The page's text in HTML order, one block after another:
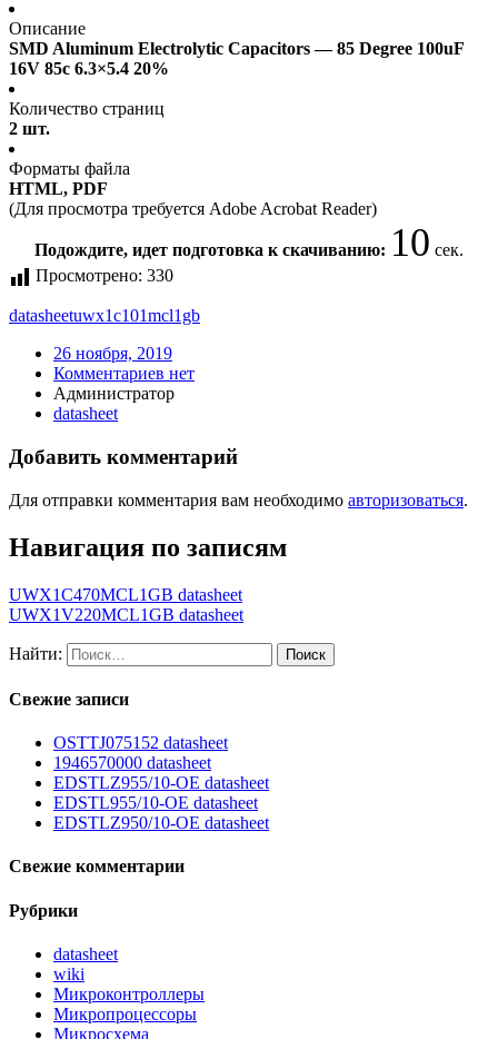
Описание
SMD Aluminum Electrolytic Capacitors — 85 Degree 100uF
16V 85c 6.3×5.4 20%
Количество страниц
2 шт.
Форматы файла
HTML, PDF
(Для просмотра требуется Adobe Acrobat Reader)
Подождите, идет подготовка к скачиванию: 10 сек.
Просмотрено: 330
datasheetuwx1c101mcl1gb
26 ноября, 2019
Комментариев нет
Администратор
datasheet
Добавить комментарий
Для отправки комментария вам необходимо авторизоваться.
Навигация по записям
UWX1C470MCL1GB datasheet
UWX1V220MCL1GB datasheet
Найти:
Свежие записи
OSTTJ075152 datasheet
1946570000 datasheet
EDSTLZ955/10-OE datasheet
EDSTL955/10-OE datasheet
EDSTLZ950/10-OE datasheet
Свежие комментарии
Рубрики
datasheet
wiki
Микроконтроллеры
Микропроцессоры
Микросхема